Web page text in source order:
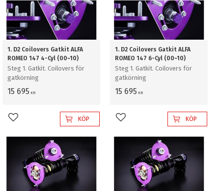
1. D2 Coilovers Gatkit ALFA
ROMEO 147 4-Cyl (00~10)
Steg 1. Gatkit. Coilovers för
gatkörning
15 695 KR
Lägg till i favoriterKÖP
1. D2 Coilovers Gatkit ALFA
ROMEO 147 6-Cyl (00~10)
Steg 1. Gatkit. Coilovers för
gatkörning
15 695 KR
Lägg till i favoriterKÖP